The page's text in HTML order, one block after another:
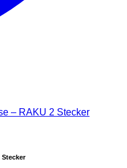
– RAKU 2 Stecker
Stecker